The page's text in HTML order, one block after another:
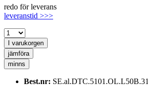
redo för leverans
leveranstid >>>
I varukorgen
jämföra
minns
Best.nr: SE.al.DTC.5101.OL.L50B.31